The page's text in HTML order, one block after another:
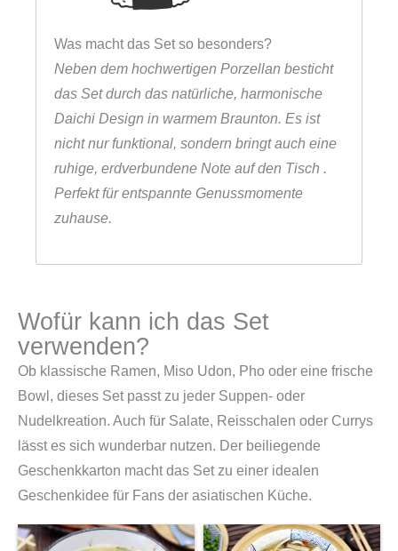
Was macht das Set so besonders?
Neben dem hochwertigen Porzellan besticht
das Set durch das natürliche, harmonische
Daichi Design in warmem Braunton. Es ist
nicht nur funktional, sondern bringt auch eine
ruhige, erdverbundene Note auf den Tisch .
Perfekt für entspannte Genussmomente
zuhause.
Wofür kann ich das Set
verwenden?
Ob klassische Ramen, Miso Udon, Pho oder eine frische
Bowl, dieses Set passt zu jeder Suppen- oder
Nudelkreation. Auch für Salate, Reisschalen oder Currys
lässt es sich wunderbar nutzen. Der beiliegende
Geschenkkarton macht das Set zu einer idealen
Geschenkidee für Fans der asiatischen Küche.